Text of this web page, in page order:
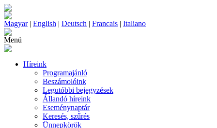
Magyar| English | Deutsch | Francais | Italiano
Menü
Híreink
Programajánló
Beszámolóink
Legutóbbi bejegyzések
Állandó híreink
Eseménynaptár
Keresés, szűrés
Ünnepkörök